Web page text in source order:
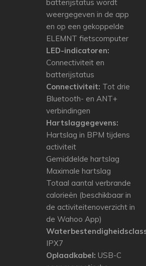
batterijstatus wordt
weergegeven in de app
en op een gekoppelde
ELEMNT fietscomputer
LED-indicatoren:
Connectiviteit en
batterijstatus
Connectiviteit: Tot drie
Bluetooth- en ANT+
verbindingen
Hartslaggegevens:
Hartslag in BPM tijdens
activiteit
Gemiddelde hartslag
Maximale hartslag
Totaal aantal verbrande
calorieën (beschikbaar in
de activiteitenoverzicht in
de Wahoo App)
IPX7
Oplaadkabel: USB-C